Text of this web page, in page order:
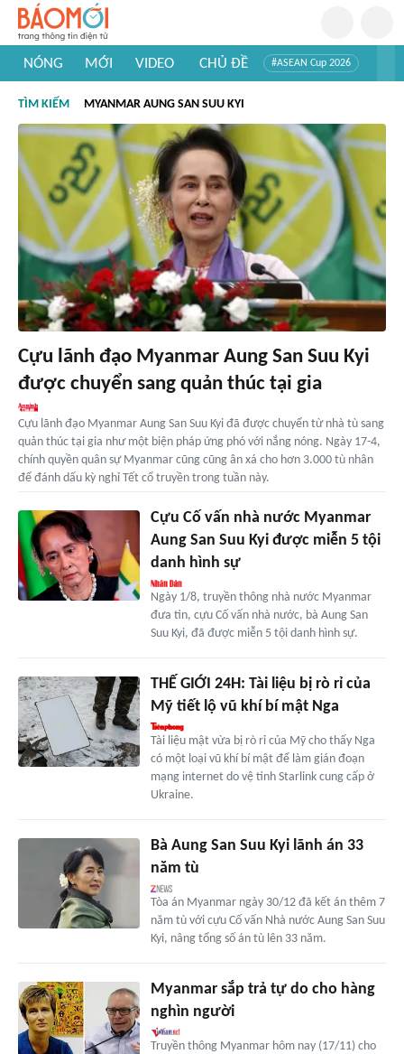
NÓNG MỚI VIDEO CHỦ ĐỀ #ASEAN Cup 2026
#Khám phá thế giới
TÌM KIẾM MYANMAR AUNG SAN SUU KYI
Cựu lãnh đạo Myanmar Aung San Suu Kyi
được chuyển sang quản thúc tại gia
Cựu lãnh đạo Myanmar Aung San Suu Kyi đã được chuyển từ nhà tù sang
quản thúc tại gia như một biện pháp ứng phó với nắng nóng. Ngày 17-4,
chính quyền quân sự Myanmar cũng cũng ân xá cho hơn 3.000 tù nhân
để đánh dấu kỳ nghỉ Tết cổ truyền trong tuần này.
Cựu Cố vấn nhà nước Myanmar
Aung San Suu Kyi được miễn 5 tội
danh hình sự
Ngày 1/8, truyền thông nhà nước Myanmar
đưa tin, cựu Cố vấn nhà nước, bà Aung San
Suu Kyi, đã được miễn 5 tội danh hình sự.
THẾ GIỚI 24H: Tài liệu bị rò rỉ của
Mỹ tiết lộ vũ khí bí mật Nga
Tài liệu mật vừa bị rò rỉ của Mỹ cho thấy Nga
có một loại vũ khí bí mật để làm gián đoạn
mạng internet do vệ tinh Starlink cung cấp ở
Ukraine.
Bà Aung San Suu Kyi lãnh án 33
năm tù
Tòa án Myanmar ngày 30/12 đã kết án thêm 7
năm tù với cựu Cố vấn Nhà nước Aung San Suu
Kyi, nâng tổng số án tù lên 33 năm.
Myanmar sắp trả tự do cho hàng
nghìn người
Truyền thông Myanmar hôm nay (17/11) cho